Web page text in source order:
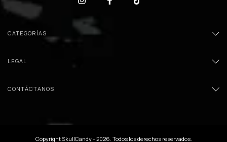
CATEGORÍAS
LEGAL
CONTÁCTANOS
Copyright SkullCandy - 2026. Todos los derechos reservados.